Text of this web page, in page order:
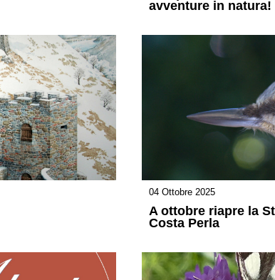
avventure in natura!
04 Ottobre 2025
A ottobre riapre la
Costa Perla